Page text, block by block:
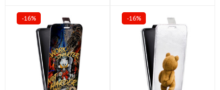
-16% -16%